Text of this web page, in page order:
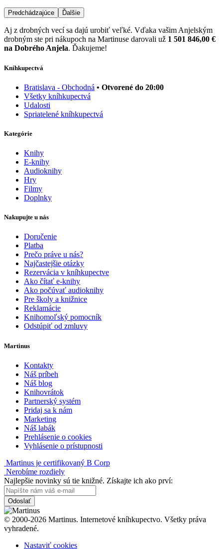
Predchádzajúce Ďalšie
Aj z drobných vecí sa dajú urobiť veľké. Vďaka vašim Anjelským
drobným ste pri nákupoch na Martinuse darovali už 1 501 846,00 €
na Dobrého Anjela. Ďakujeme!
Kníhkupectvá
Bratislava - Obchodná • Otvorené do 20:00
Všetky kníhkupectvá
Udalosti
Spriatelené kníhkupectvá
Kategórie
Knihy
E-knihy
Audioknihy
Hry
Filmy
Doplnky
Nakupujte u nás
Doručenie
Platba
Prečo práve u nás?
Najčastejšie otázky
Rezervácia v kníhkupectve
Ako čítať e-knihy
Ako počúvať audioknihy
Pre školy a knižnice
Reklamácie
Knihomoľský pomocník
Odstúpiť od zmluvy
Martinus
Kontakty
Náš príbeh
Náš blog
Knihovrátok
Partnerský systém
Pridaj sa k nám
Marketing
Náš labák
Prehlásenie o cookies
Vyhlásenie o prístupnosti
Martinus je certifikovaný B Corp
Nerobíme rozdiely
Najlepšie novinky sú tie knižné. Získajte ich ako prví:
Odoslať
© 2000-2026 Martinus. Internetové kníhkupectvo. Všetky práva
vyhradené.
Nastaviť cookies